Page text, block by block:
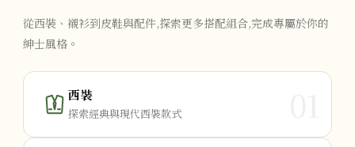
從西裝、襯衫到皮鞋與配件,探索更多搭配組合,完成專屬於你的
紳士風格。
西裝
探索經典與現代西裝款式